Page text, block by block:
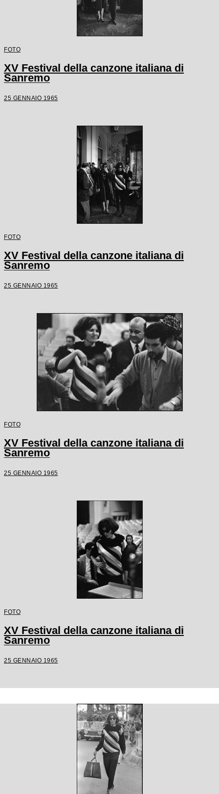
FOTO
XV Festival della canzone italiana di
Sanremo
25 GENNAIO 1965
FOTO
XV Festival della canzone italiana di
Sanremo
25 GENNAIO 1965
FOTO
XV Festival della canzone italiana di
Sanremo
25 GENNAIO 1965
FOTO
XV Festival della canzone italiana di
Sanremo
25 GENNAIO 1965